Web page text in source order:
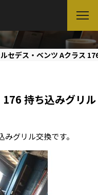
セデス・ベンツ Aクラス
持ち込みグリル
グリル交換です。